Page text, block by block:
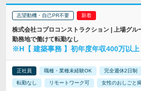
志望動機・自己PR不要
株式会社コプロコンストラクション | 上場グ
勤務地で働けて転勤なし
※H【 建築事務 】初年度年収400万以上
正社員 職種・業種未経験OK 完全週休2日制
転勤なし リモートワーク可 女性のおしごと